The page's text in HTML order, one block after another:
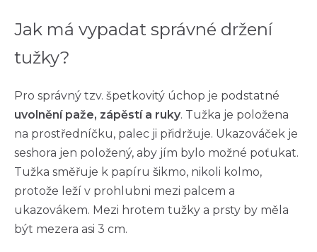
Jak má vypadat správné držení
tužky?
Pro správný tzv. špetkovitý úchop je podstatné
uvolnění paže, zápěstí a ruky. Tužka je položena
na prostředníčku, palec ji přidržuje. Ukazováček je
seshora jen položený, aby jím bylo možné poťukat.
Tužka směřuje k papíru šikmo, nikoli kolmo,
protože leží v prohlubni mezi palcem a
ukazovákem. Mezi hrotem tužky a prsty by měla
být mezera asi 3 cm.